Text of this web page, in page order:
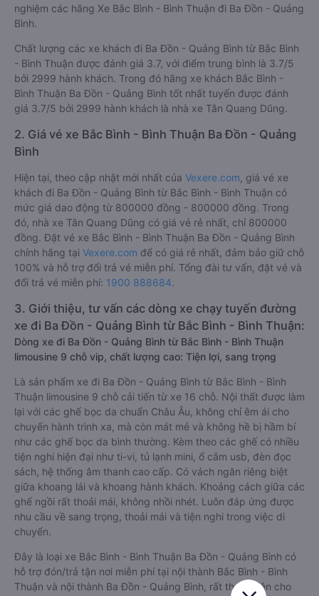
nghiệm các hãng Xe Bắc Bình - Bình Thuận đi Ba Đồn - Quảng
Bình.
Chất lượng các xe khách đi Ba Đồn - Quảng Bình từ Bắc Bình
- Bình Thuận được đánh giá 3.7, với điểm trung bình là 3.7/5
bởi 2999 hành khách. Trong đó hãng xe khách Bắc Bình -
Bình Thuận Ba Đồn - Quảng Bình tốt nhất tuyến được đánh
giá 3.7/5 bởi 2999 hành khách là nhà xe Tân Quang Dũng.
2. Giá vé xe Bắc Bình - Bình Thuận Ba Đồn - Quảng
Bình
Hiện tại, theo cập nhật mới nhất của Vexere.com , giá vé xe
khách đi Ba Đồn - Quảng Bình từ Bắc Bình - Bình Thuận có
mức giá dao động từ 800000 đồng - 800000 đồng. Trong
đó, nhà xe Tân Quang Dũng có giá vé rẻ nhất, chỉ 800000
đồng. Đặt vé xe Bắc Bình - Bình Thuận Ba Đồn - Quảng Bình
chính hãng tại Vexere.com để có giá rẻ nhất, đảm bảo giữ chỗ
100% và hỗ trợ đổi trả vé miễn phí. Tổng đài tư vấn, đặt vé và
đổi trả vé miễn phí: 1900 888684.
3. Giới thiệu, tư vấn các dòng xe chạy tuyến đường
xe đi Ba Đồn - Quảng Bình từ Bắc Bình - Bình Thuận:
Dòng xe đi Ba Đồn - Quảng Bình từ Bắc Bình - Bình Thuận
limousine 9 chỗ vip, chất lượng cao: Tiện lợi, sang trọng
Là sản phẩm xe đi Ba Đồn - Quảng Bình từ Bắc Bình - Bình
Thuận limousine 9 chỗ cải tiến từ xe 16 chỗ. Nội thất được làm
lại với các ghế bọc da chuẩn Châu Âu, không chỉ êm ái cho
chuyến hành trình xa, mà còn mát mẻ và không hề bị hầm bí
như các ghế bọc da bình thường. Kèm theo các ghế có nhiều
tiện nghi hiện đại như ti-vi, tủ lạnh mini, ổ cắm usb, đèn đọc
sách, hệ thống âm thanh cao cấp. Có vách ngăn riêng biệt
giữa khoang lái và khoang hành khách. Khoảng cách giữa các
ghế ngồi rất thoải mái, không nhồi nhét. Luôn đáp ứng được
nhu cầu về sang trọng, thoải mái và tiện nghi trong việc di
chuyển.
Đây là loại xe Bắc Bình - Bình Thuận Ba Đồn - Quảng Bình có
hỗ trợ đón/trả tận nơi miễn phí tại nội thành Bắc Bình - Bình
Thuận và nội thành Ba Đồn - Quảng Bình, rất thuận tiện cho